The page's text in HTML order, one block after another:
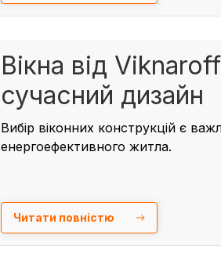
Вікна від
сучасний дизайн
Вибір віконних конструкцій є
енергоефективного житла.
Читати повністю